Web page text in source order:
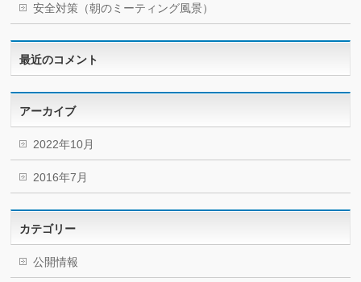
安全対策（朝のミーティング風景）
最近のコメント
アーカイブ
2022年10月
2016年7月
カテゴリー
公開情報